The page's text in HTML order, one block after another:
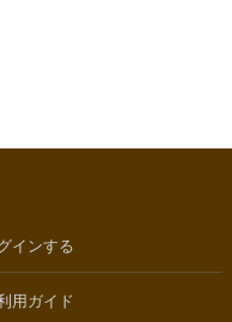
インする
用ガイド